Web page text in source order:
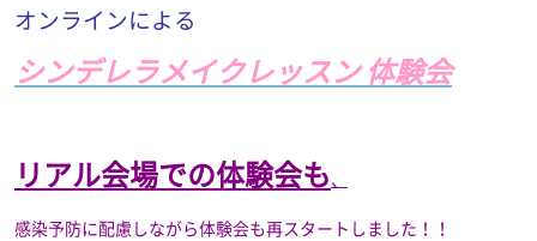
オンラインによる
シンデレラメイクレッスン 体験会
リアル会場での体験会も、
感染予防に配慮しながら体験会も再スタートしました！！